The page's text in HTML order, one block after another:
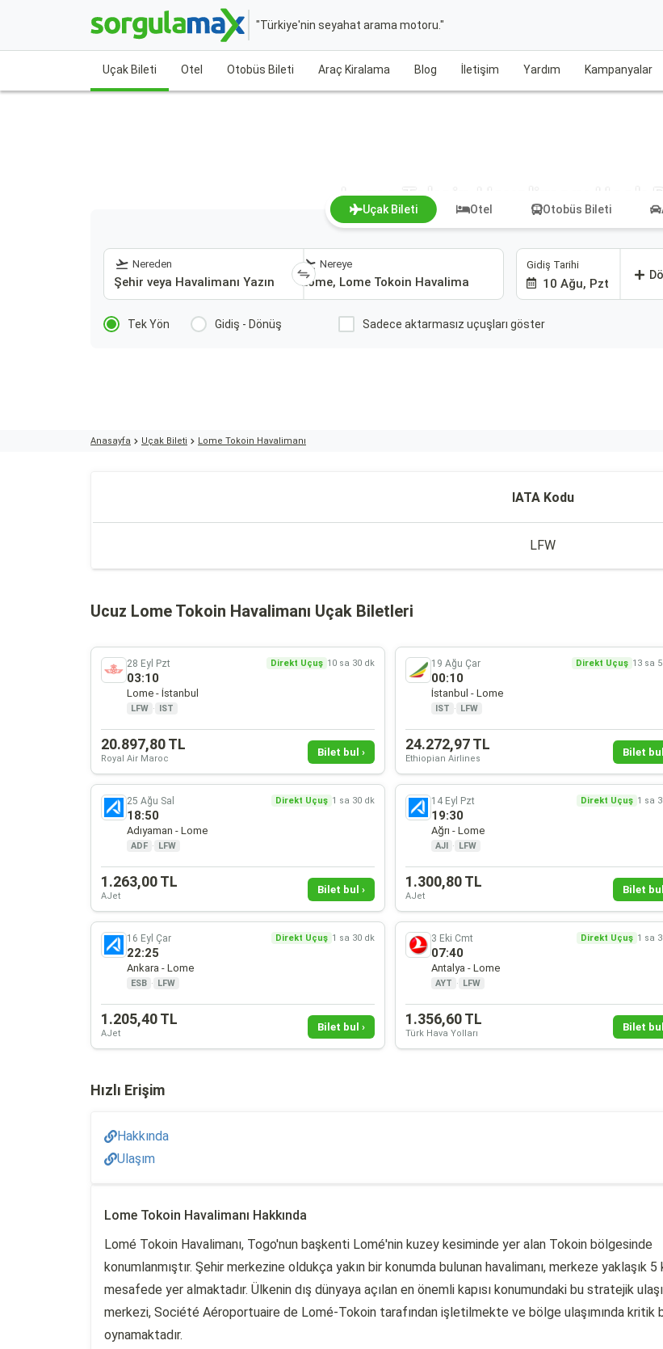
"Türkiye'nin seyahat arama motoru."
Uçak Bileti Otel Otobüs Bileti Araç Kiralama Blog İletişim Yardım Kampanyalar
Lome Tokoin Havalimanı Uçak
Uçak Bileti Otel Otobüs Bileti
Nereden Nereye Gidiş Tarihi
10 Ağu, Pzt
Tek Yön Gidiş - Dönüş Sadece aktarmasız uçuşları göster
Anasayfa Uçak Bileti Lome Tokoin Havalimanı
IATA Kodu
LFW
Ucuz Lome Tokoin Havalimanı Uçak Biletleri
28 Eyl Pzt Direkt Uçuş 10 sa 30 dk
03:10
Lome - İstanbul
LFW · IST
20.897,80 TL
Royal Air Maroc
Bilet bul ›
19 Ağu Çar Direkt Uçuş 13 sa
00:10
İstanbul - Lome
IST · LFW
24.272,97 TL
Ethiopian Airlines
Bilet bul
25 Ağu Sal Direkt Uçuş 1 sa 30 dk
18:50
Adıyaman - Lome
ADF · LFW
1.263,00 TL
AJet
Bilet bul ›
14 Eyl Pzt Direkt Uçuş 1 sa
19:30
Ağrı - Lome
AJI · LFW
1.300,80 TL
AJet
Bilet bul
16 Eyl Çar Direkt Uçuş 1 sa 30 dk
22:25
Ankara - Lome
ESB · LFW
1.205,40 TL
AJet
Bilet bul ›
3 Eki Cmt Direkt Uçuş 1 sa
07:40
Antalya - Lome
AYT · LFW
1.356,60 TL
Türk Hava Yolları
Bilet bul
Hızlı Erişim
Hakkında
Ulaşım
Lome Tokoin Havalimanı Hakkında
Lomé Tokoin Havalimanı, Togo'nun başkenti Lomé'nin kuzey kesiminde yer alan Tokoin bölgesinde
konumlanmıştır. Şehir merkezine oldukça yakın bir konumda bulunan havalimanı, merkeze yaklaşık
mesafede yer almaktadır. Ülkenin dış dünyaya açılan en önemli kapısı konumundaki bu stratejik
merkezi, Société Aéroportuaire de Lomé-Tokoin tarafından işletilmekte ve bölge ulaşımında kritik
oynamaktadır.